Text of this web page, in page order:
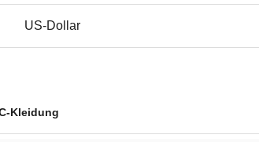
US-Dollar
Kleidung